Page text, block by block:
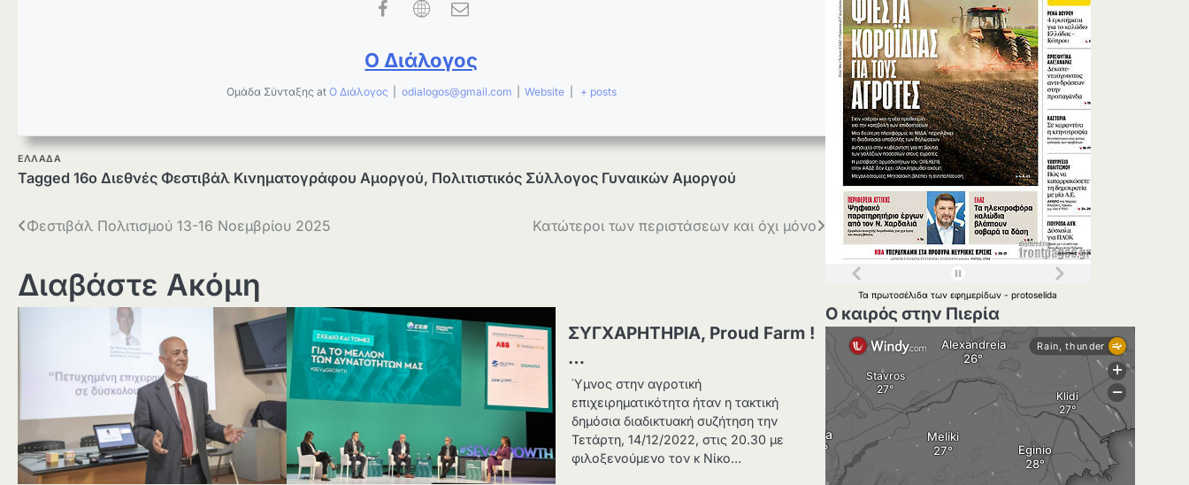
Ο Διάλογος
Ομάδα Σύνταξης at Ο Διάλογος odialogos@gmail.com Website + posts
ΕΛΛΑΔΑ
Tagged 16ο Διεθνές Φεστιβάλ Κινηματογράφου Αμοργού, Πολιτιστικός Σύλλογος Γυναικών Αμοργού
Πλοήγηση
Φεστιβάλ Πολιτισμού 13-16 Νοεμβρίου 2025 Κατώτεροι των περιστάσεων και όχι μόνο
Διαβάστε Ακόμη
ΣΥΓΧΑΡΗΤΗΡΙΑ, Proud Farm !
…
Ύμνος στην αγροτική
επιχειρηματικότητα ήταν η τακτική
δημόσια διαδικτυακή συζήτηση την
Τετάρτη, 14/12/2022, στις 20.30 με
φιλοξενούμενο τον κ Νίκο…
Ταπρωτοσέλιδατωνεφημερίδων-protoselida
Ο καιρός στην Πιερία